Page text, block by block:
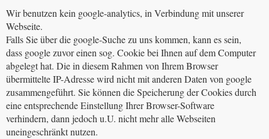
Wir benutzen kein google-analytics, in Verbindung mit unserer
Webseite.
Falls Sie über die google-Suche zu uns kommen, kann es sein,
dass google zuvor einen sog. Cookie bei Ihnen auf dem Computer
abgelegt hat. Die in diesem Rahmen von Ihrem Browser
übermittelte IP-Adresse wird nicht mit anderen Daten von google
zusammengeführt. Sie können die Speicherung der Cookies durch
eine entsprechende Einstellung Ihrer Browser-Software
verhindern, dann jedoch u.U. nicht mehr alle Webseiten
uneingeschränkt nutzen.